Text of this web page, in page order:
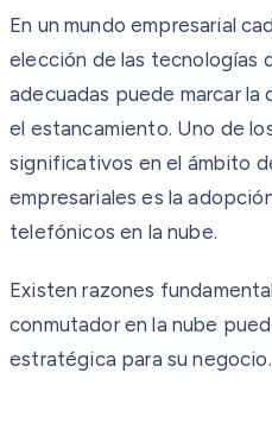
En un mundo empresarial
elección de las tecnologías
adecuadas puede marcar
el estancamiento. Uno de
significativos en el ámbito
empresariales es la
telefónicos en la nube.
Existen razones
conmutador en la nube
estratégica para su negocio.